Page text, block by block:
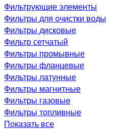
Фильтрующие элементы
Фильтры для очистки воды
Фильтры дисковые
Фильтр сетчатый
Фильтры промывные
Фильтры фланцевые
Фильтры латунные
Фильтры магнитные
Фильтры газовые
Фильтры топливные
Показать все